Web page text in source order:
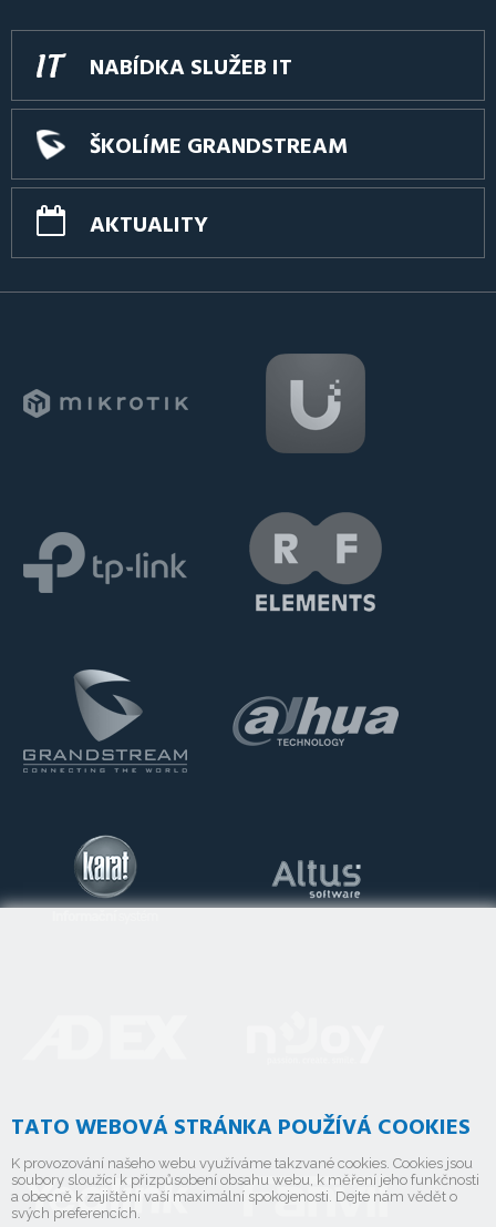
NABÍDKA SLUŽEB IT
ŠKOLÍME GRANDSTREAM
AKTUALITY
TATO WEBOVÁ STRÁNKA POUŽÍVÁ COOKIES
K provozování našeho webu využíváme takzvané cookies. Cookies jsou
soubory sloužící k přizpůsobení obsahu webu, k měření jeho funkčnosti
a obecně k zajištění vaší maximální spokojenosti. Dejte nám vědět o
svých preferencích.